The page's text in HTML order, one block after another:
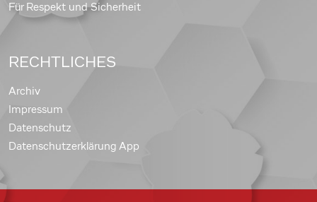
Für Respekt und Sicherheit
RECHTLICHES
Archiv
Impressum
Datenschutz
Datenschutzerklärung App